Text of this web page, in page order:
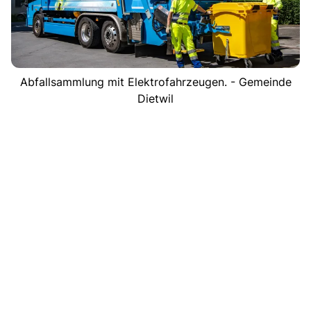
Abfallsammlung mit Elektrofahrzeugen. - Gemeinde
Dietwil